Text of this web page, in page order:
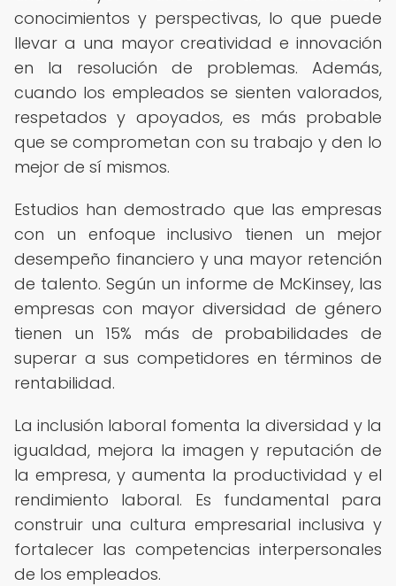
conocimientos y perspectivas, lo que puede
llevar a una mayor creatividad e innovación
en la resolución de problemas. Además,
cuando los empleados se sienten valorados,
respetados y apoyados, es más probable
que se comprometan con su trabajo y den lo
mejor de sí mismos.
Estudios han demostrado que las empresas
con un enfoque inclusivo tienen un mejor
desempeño financiero y una mayor retención
de talento. Según un informe de McKinsey, las
empresas con mayor diversidad de género
tienen un 15% más de probabilidades de
superar a sus competidores en términos de
rentabilidad.
La inclusión laboral fomenta la diversidad y la
igualdad, mejora la imagen y reputación de
la empresa, y aumenta la productividad y el
rendimiento laboral. Es fundamental para
construir una cultura empresarial inclusiva y
fortalecer las competencias interpersonales
de los empleados.